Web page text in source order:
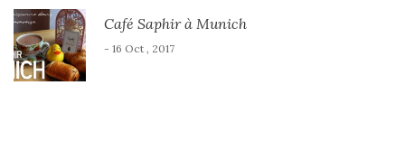
Café Saphir à Munich
- 16 Oct , 2017